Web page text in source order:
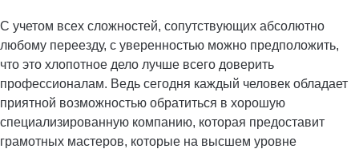
С учетом всех сложностей, сопутствующих абсолютно
любому переезду, с уверенностью можно предположить,
что это хлопотное дело лучше всего доверить
профессионалам. Ведь сегодня каждый человек обладает
приятной возможностью обратиться в хорошую
специализированную компанию, которая предоставит
грамотных мастеров, которые на высшем уровне